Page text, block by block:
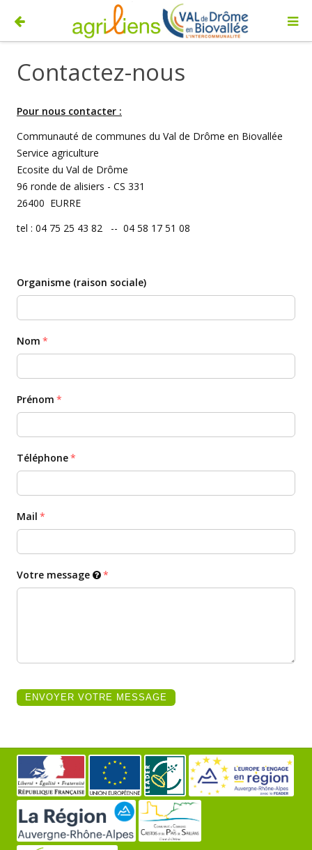
Contactez-nous
Pour nous contacter :
Communauté de communes du Val de Drôme en Biovallée
Service agriculture
Ecosite du Val de Drôme
96 ronde de alisiers - CS 331
26400 EURRE
tel : 04 75 25 43 82 -- 04 58 17 51 08
Organisme (raison sociale)
Nom
Prénom
Téléphone
Mail
Votre message